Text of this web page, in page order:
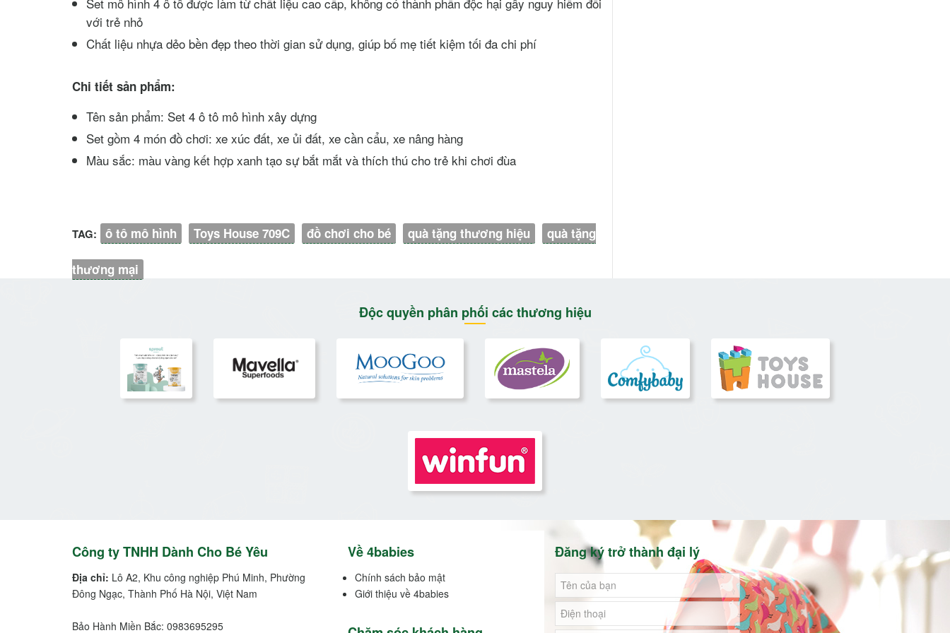
với trẻ nhỏ
Chất liệu nhựa dẻo bền đẹp theo thời gian sử dụng, giúp bố mẹ tiết kiệm tối đa chi phí
Chi tiết sản phẩm:
Tên sản phẩm: Set 4 ô tô mô hình xây dựng
Set gồm 4 món đồ chơi: xe xúc đất, xe ủi đất, xe cần cẩu, xe nâng hàng
Màu sắc: màu vàng kết hợp xanh tạo sự bắt mắt và thích thú cho trẻ khi chơi đùa
TAG: ô tô mô hình Toys House 709C đồ chơi cho bé quà tặng thương hiệu quà tặng
thương mại
Độc quyền phân phối các thương hiệu
Đăng ký trở thành đại lý
Về 4babies
Chính sách bảo mật
Giới thiệu về 4babies
Công ty TNHH Dành Cho Bé Yêu
Địa chỉ: Lô A2, Khu công nghiệp Phú Minh, Phường
Đông Ngạc, Thành Phố Hà Nội, Việt Nam
Bảo Hành Miền Bắc: 0983695295